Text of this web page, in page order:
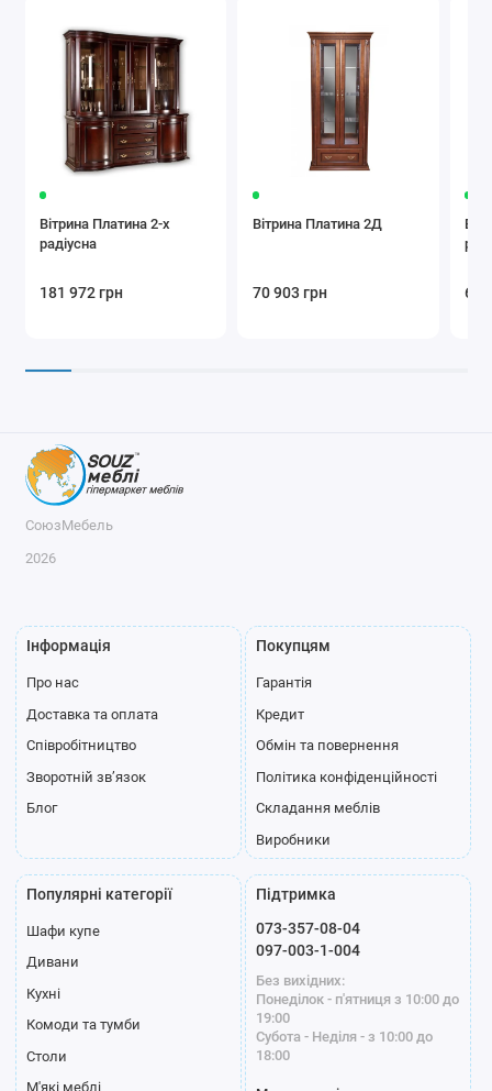
Вітрина Платина 2-х
радіусна
181 972 грн
Вітрина Платина 2Д
70 903 грн 61
СоюзМебель
2026
Інформація
Про нас
Доставка та оплата
Співробітництво
Зворотній зв’язок
Блог
Покупцям
Гарантія
Кредит
Обмін та повернення
Політика конфіденційності
Складання меблів
Виробники
Популярні категорії
Шафи купе
Дивани
Кухні
Комоди та тумби
Столи
М'які меблі
Підтримка
073-357-08-04
097-003-1-004
Без вихідних:
Понеділок - п'ятниця з 10:00 до
19:00
Субота - Неділя - з 10:00 до
18:00